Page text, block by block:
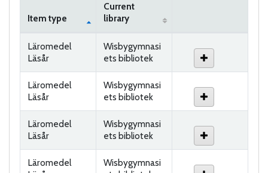
Item type
Current
library
Läromedel
Läsår
Wisbygymnasi
ets bibliotek
Läromedel
Läsår
Wisbygymnasi
ets bibliotek
Läromedel
Läsår
Wisbygymnasi
ets bibliotek
Läromedel
Wisbygymnasi